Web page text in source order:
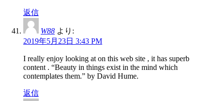
返信
W88 より:
2019年5月23日 3:43 PM
I really enjoy looking at on this web site , it has superb
content . “Beauty in things exist in the mind which
contemplates them.” by David Hume.
返信